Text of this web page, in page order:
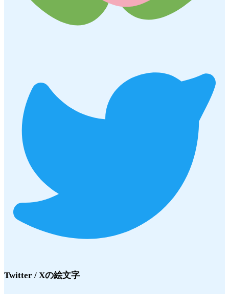
Twitter / Xの絵文字